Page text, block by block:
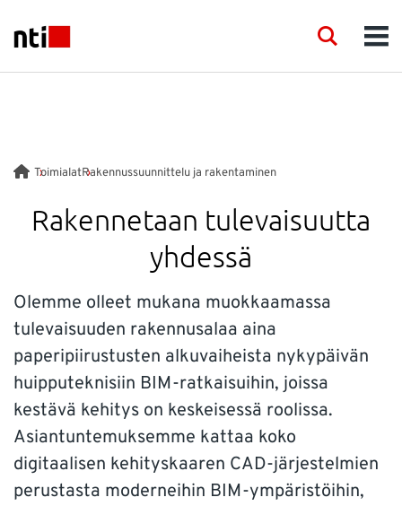
NTI logo
KONSULTOINTI
TUOTTEET
KOULUTUS
TAPAHTUMAT
JULKAISUT
TUKI
VERKKOKAUPPA
Search
ToimialatRakennussuunnittelu ja rakentaminen
Rakennetaan tulevaisuutta
yhdessä
Olemme olleet mukana muokkaamassa
tulevaisuuden rakennusalaa aina
paperipiirustusten alkuvaiheista nykypäivän
huipputeknisiin BIM-ratkaisuihin, joissa
kestävä kehitys on keskeisessä roolissa.
Asiantuntemuksemme kattaa koko
digitaalisen kehityskaaren CAD-järjestelmien
perustasta moderneihin BIM-ympäristöihin,